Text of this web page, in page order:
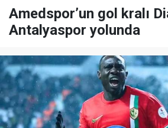
Amedspor’un gol kralı
Antalyaspor yolunda